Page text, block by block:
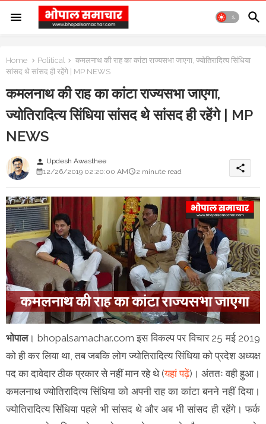
Home Political
कमलनाथ की राह का कांटा राज्यसभा जाएगा, ज्योतिरादित्य सिंधिया
सांसद थे सांसद ही रहेंगे | MP NEWS
कमलनाथ की राह का कांटा राज्यसभा जाएगा,
ज्योतिरादित्य सिंधिया सांसद थे सांसद ही रहेंगे | MP
NEWS
person Updesh Awasthee
12/26/2019 02:20:00 AM
2 minute read share
भोपाल। bhopalsamachar.com इस विकल्प पर विचार 25 मई 2019
को ही कर लिया था, तब जबकि लोग ज्योतिरादित्य सिंधिया को प्रदेश अध्यक्ष
पद का दावेदार ठीक प्रकार से नहीं मान रहे थे (यहां पढ़ें)। अंततः वही हुआ।
कमलनाथ ज्योतिरादित्य सिंधिया को अपनी राह का कांटा बनने नहीं दिया।
ज्योतिरादित्य सिंधिया पहले भी सांसद थे और अब भी सांसद ही रहेंगे। फर्क